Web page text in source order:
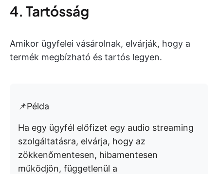
4. Tartósság
Amikor ügyfelei vásárolnak, elvárják, hogy a
termék megbízható és tartós legyen.
📌Példa
Ha egy ügyfél előfizet egy audio streaming
szolgáltatásra, elvárja, hogy az
zökkenőmentesen, hibamentesen
működjön, függetlenül a